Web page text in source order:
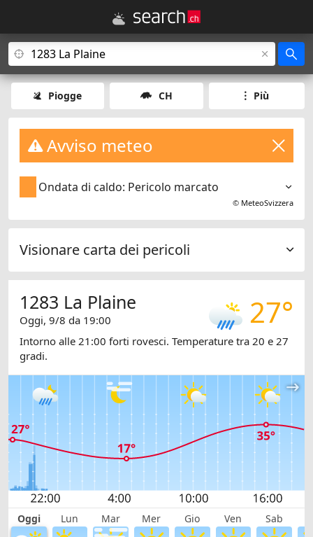
Piogge CH Più
Avviso meteo
Ondata di caldo: Pericolo marcato
© MeteoSvizzera
Visionare carta dei pericoli
27°
1283 La Plaine
Oggi, 9/8 da 19:00
Intorno alle 21:00 forti rovesci. Temperature tra 20 e 27
gradi.
Oggi Lun Mar Mer Gio Ven Sab